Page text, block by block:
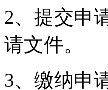
2、提交申
请文件。
3、缴纳申